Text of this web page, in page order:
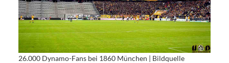
26.000 Dynamo-Fans bei 1860 München | Bildquelle